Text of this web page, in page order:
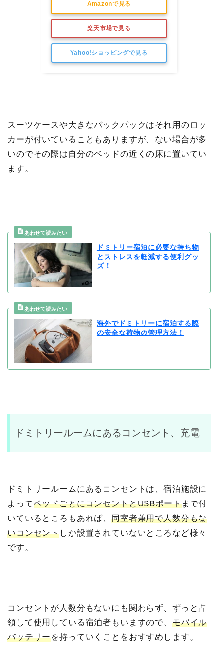
Amazonで見る
楽天市場で見る
Yahoo!ショッピングで見る
スーツケースや大きなバックパックはそれ用のロッ
カーが付いていることもありますが、ない場合が多
いのでその際は自分のベッドの近くの床に置いてい
ます。
ドミトリー宿泊に必要な持ち物
とストレスを軽減する便利グッ
ズ！
海外でドミトリーに宿泊する際
の安全な荷物の管理方法！
ドミトリールームにあるコンセント、充電
ドミトリールームにあるコンセントは、宿泊施設に
よってベッドごとにコンセントとUSBポートまで付
いているところもあれば、同室者兼用で人数分もな
いコンセントしか設置されていないところなど様々
です。
コンセントが人数分もないにも関わらず、ずっと占
領して使用している宿泊者もいますので、 モバイル
バッテリーを持っていくことをおすすめします。